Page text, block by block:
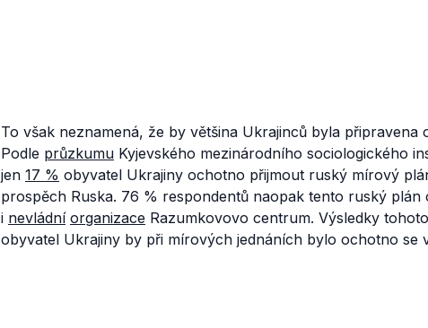
To však neznamená, že by většina Ukrajinců byla
Podle průzkumu Kyjevského mezinárodního sociologického
jen 17 % obyvatel Ukrajiny ochotno přijmout ruský mírový
prospěch Ruska. 76 % respondentů naopak tento ruský plán
i nevládní organizace Razumkovovo centrum. Výsledky
obyvatel Ukrajiny by při mírových jednáních bylo ochotno se